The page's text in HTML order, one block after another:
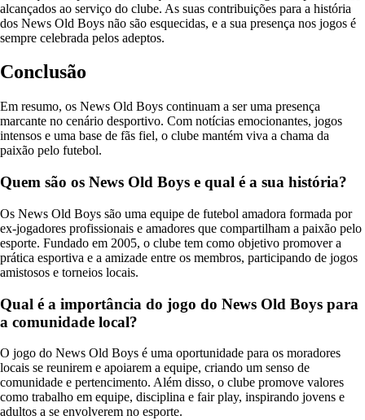
alcançados ao serviço do clube. As suas contribuições para a história
dos News Old Boys não são esquecidas, e a sua presença nos jogos é
sempre celebrada pelos adeptos.
Conclusão
Em resumo, os News Old Boys continuam a ser uma presença
marcante no cenário desportivo. Com notícias emocionantes, jogos
intensos e uma base de fãs fiel, o clube mantém viva a chama da
paixão pelo futebol.
Quem são os News Old Boys e qual é a sua história?
Os News Old Boys são uma equipe de futebol amadora formada por
ex-jogadores profissionais e amadores que compartilham a paixão pelo
esporte. Fundado em 2005, o clube tem como objetivo promover a
prática esportiva e a amizade entre os membros, participando de jogos
amistosos e torneios locais.
Qual é a importância do jogo do News Old Boys para
a comunidade local?
O jogo do News Old Boys é uma oportunidade para os moradores
locais se reunirem e apoiarem a equipe, criando um senso de
comunidade e pertencimento. Além disso, o clube promove valores
como trabalho em equipe, disciplina e fair play, inspirando jovens e
adultos a se envolverem no esporte.